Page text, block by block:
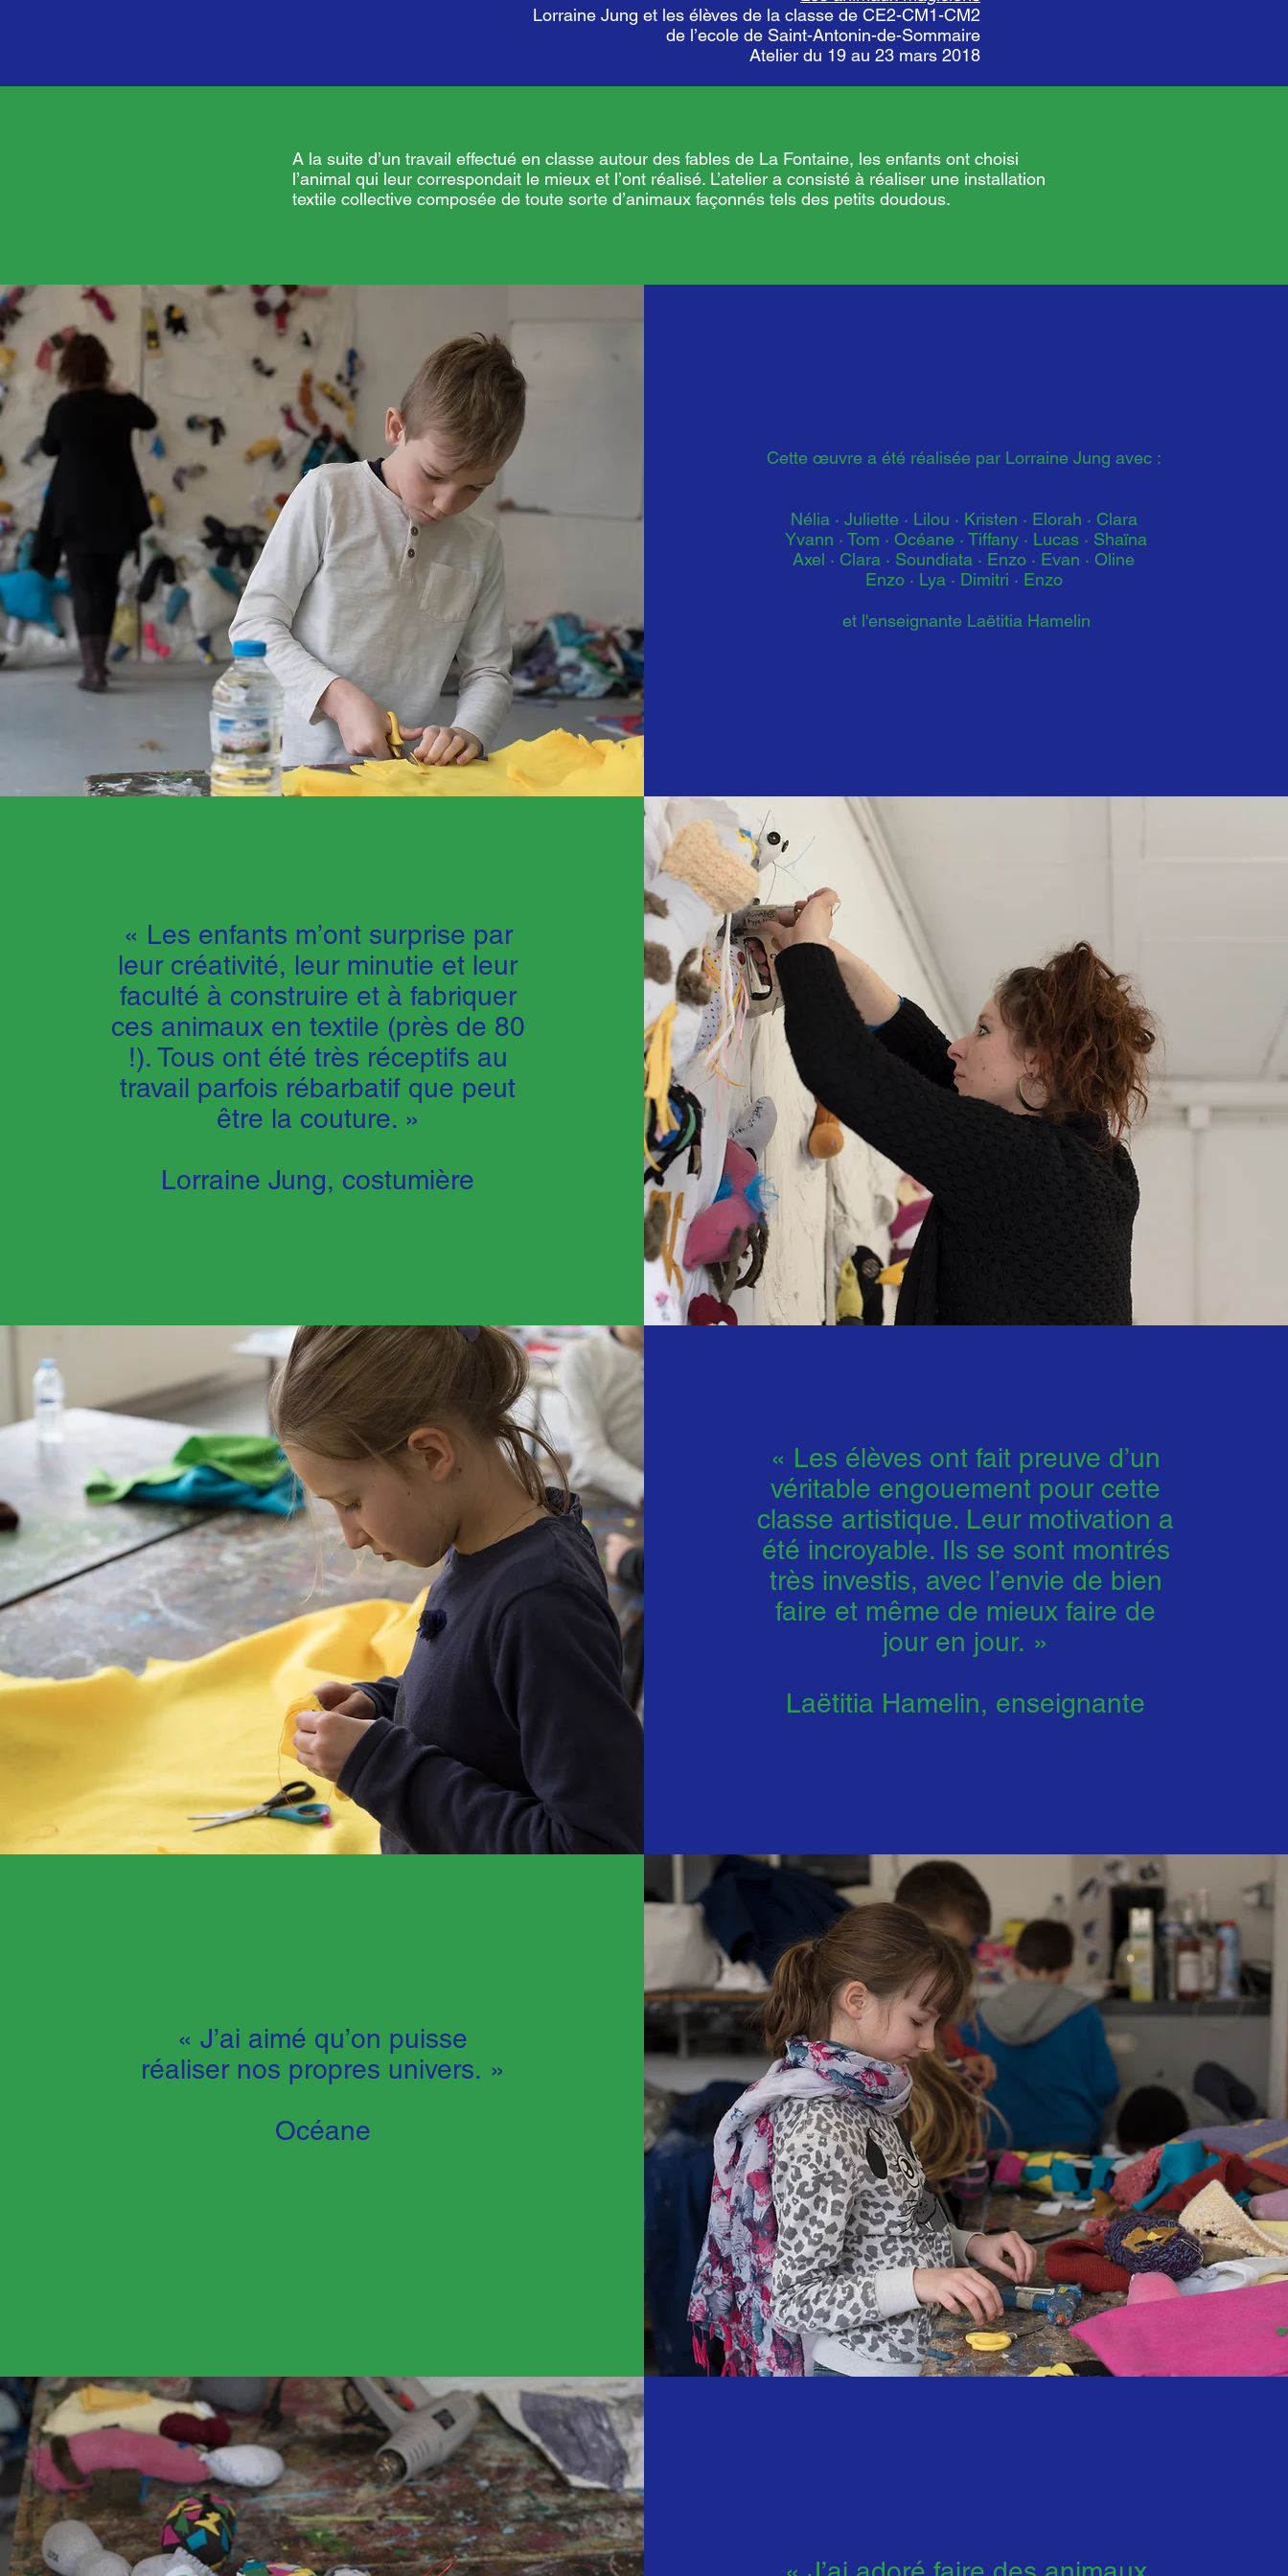
Lorraine Jung et les élèves de la classe de CE2-CM1-CM2
de l’ecole de Saint-Antonin-de-Sommaire
Atelier du 19 au 23 mars 2018
A la suite d’un travail effectué en classe autour des fables de La Fontaine, les enfants ont choisi
l’animal qui leur correspondait le mieux et l’ont réalisé. L’atelier a consisté à réaliser une installation
textile collective composée de toute sorte d’animaux façonnés tels des petits doudous.
Cette œuvre a été réalisée par Lorraine Jung avec :
Nélia · Juliette · Lilou · Kristen · Elorah · Clara
Yvann · Tom · Océane · Tiffany · Lucas · Shaïna
Axel · Clara · Soundiata · Enzo · Evan · Oline
Enzo · Lya · Dimitri · Enzo
et l'enseignante Laëtitia Hamelin​
« Les enfants m’ont surprise par
leur créativité, leur minutie et leur
faculté à construire et à fabriquer
ces animaux en textile (près de 80
!). Tous ont été très réceptifs au
travail parfois rébarbatif que peut
être la couture. »
Lorraine Jung, costumière
« Les élèves ont fait preuve d’un
véritable engouement pour cette
classe artistique. Leur motivation a
été incroyable. Ils se sont montrés
très investis, avec l’envie de bien
faire et même de mieux faire de
jour en jour. »
Laëtitia Hamelin, enseignante
« J’ai aimé qu’on puisse
réaliser nos propres univers. »
Océane